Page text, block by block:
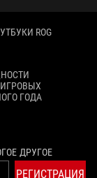
ROG
ИГРОВЫХ
ГОДА
ДРУГОЕ
РЕГИСТРАЦИЯ